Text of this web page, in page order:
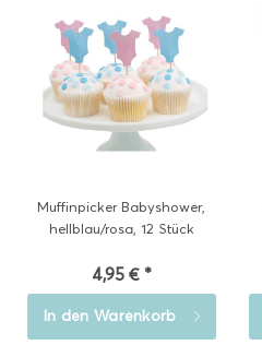
Muffinpicker Babyshower,
hellblau/rosa, 12 Stück
4,95 € *
In den Warenkorb